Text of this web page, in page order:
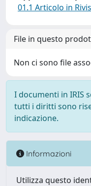
01.1 Articolo in
File in questo
Non ci sono file
I documenti in IRIS
tutti i diritti sono
indicazione.
Informazioni
Utilizza questo